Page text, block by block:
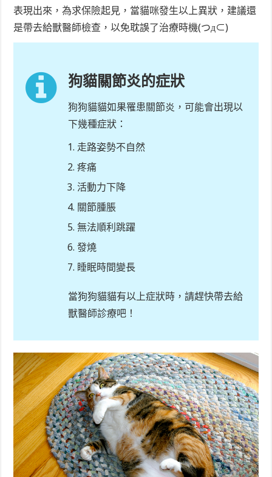
表現出來，為求保險起見，當貓咪發生以上異狀，建議還
是帶去給獸醫師檢查，以免耽誤了治療時機(つд⊂)
狗貓關節炎的症狀
狗狗貓貓如果罹患關節炎，可能會出現以
下幾種症狀：
走路姿勢不自然
疼痛
活動力下降
關節腫脹
無法順利跳躍
發燒
睡眠時間變長
當狗狗貓貓有以上症狀時，請趕快帶去給
獸醫師診療吧！